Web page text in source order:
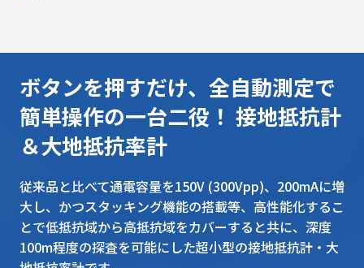
ボタンを押すだけ、全自動測定で
簡単操作の一台二役！ 接地抵抗計
＆大地抵抗率計
従来品と比べて通電容量を150V (300Vpp)、200mAに増
大し、かつスタッキング機能の搭載等、高性能化するこ
とで低抵抗域から高抵抗域をカバーすると共に、深度
100m程度の探査を可能にした超小型の接地抵抗計・大